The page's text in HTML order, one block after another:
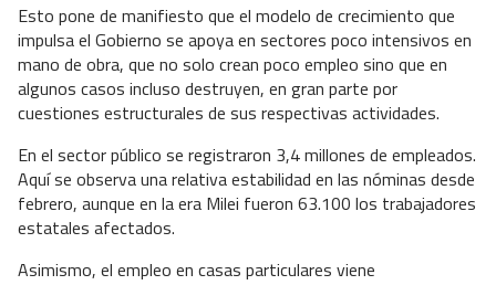
Esto pone de manifiesto que el modelo de crecimiento que
impulsa el Gobierno se apoya en sectores poco intensivos en
mano de obra, que no solo crean poco empleo sino que en
algunos casos incluso destruyen, en gran parte por
cuestiones estructurales de sus respectivas actividades.
En el sector público se registraron 3,4 millones de empleados.
Aquí se observa una relativa estabilidad en las nóminas desde
febrero, aunque en la era Milei fueron 63.100 los trabajadores
estatales afectados.
Asimismo, el empleo en casas particulares viene